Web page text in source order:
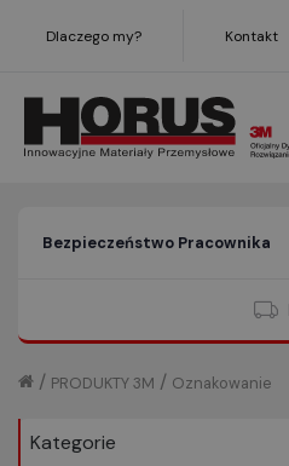
Dlaczego my? Kontakt
Bezpieczeństwo Pracownika
Oznakowanie
/
PRODUKTY 3M
/
Kategorie